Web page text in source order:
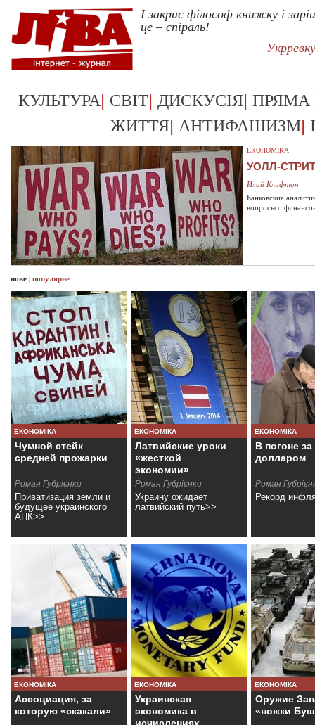
І закриє філософ книжку і
це – спіраль!
КУЛЬТУРА| СВІТ| ДИСКУСІЯ| ПРЯМА
ЖИТТЯ| АНТИФАШИЗМ|
ЕКОНОМІКА
УОЛЛ-
Илай Клифтон
Банковские
вопросы о
нове | популярне
ЕКОНОМІКА
Чумной стейк
средней прожарки
Роман Губрієнко
Приватизация земли и
будущее украинского
АПК>>
ЕКОНОМІКА
Латвийские уроки
«жесткой
экономии»
Роман Губрієнко
Украину ожидает
латвийский путь>>
ЕКОНОМІКА
В погоне за
долларом
Роман
Рекорд
ЕКОНОМІКА
Ассоциация, за
которую «скакали»
ЕКОНОМІКА
Украинская
экономика в
ЕКОНОМІКА
Оружие
«ножки